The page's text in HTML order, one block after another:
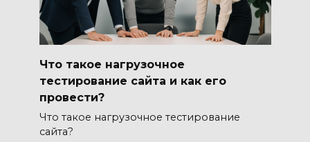
Что такое нагрузочное
тестирование сайта и как его
провести?
Что такое нагрузочное тестирование
сайта?